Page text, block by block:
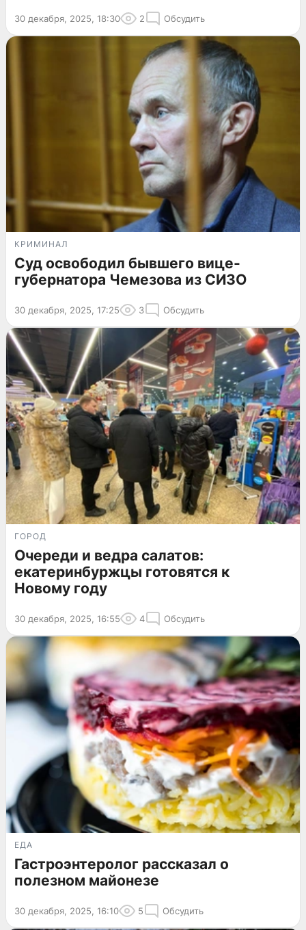
30 декабря, 2025, 18:30 2 Обсудить
КРИМИНАЛ
Суд освободил бывшего вице-
губернатора Чемезова из СИЗО
30 декабря, 2025, 17:25 3 Обсудить
ГОРОД
Очереди и ведра салатов:
екатеринбуржцы готовятся к
Новому году
30 декабря, 2025, 16:55 4 Обсудить
ЕДА
Гастроэнтеролог рассказал о
полезном майонезе
30 декабря, 2025, 16:10 5 Обсудить